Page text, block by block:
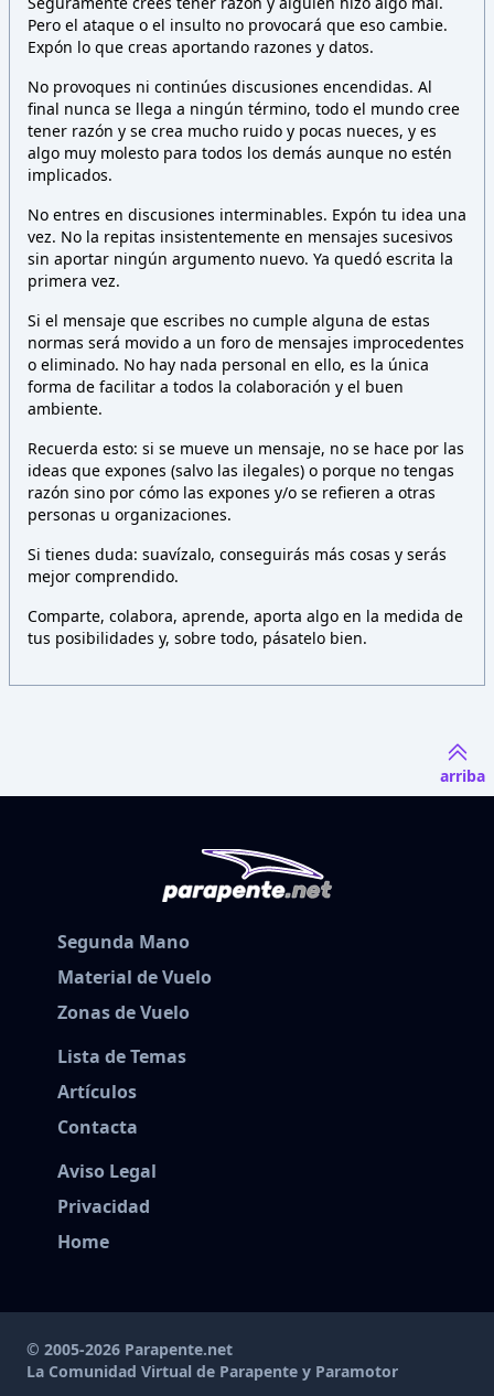
Pero el ataque o el insulto no provocará que eso cambie.
Expón lo que creas aportando razones y datos.
No provoques ni continúes discusiones encendidas. Al
final nunca se llega a ningún término, todo el mundo cree
tener razón y se crea mucho ruido y pocas nueces, y es
algo muy molesto para todos los demás aunque no estén
implicados.
No entres en discusiones interminables. Expón tu idea una
vez. No la repitas insistentemente en mensajes sucesivos
sin aportar ningún argumento nuevo. Ya quedó escrita la
primera vez.
Si el mensaje que escribes no cumple alguna de estas
normas será movido a un foro de mensajes improcedentes
o eliminado. No hay nada personal en ello, es la única
forma de facilitar a todos la colaboración y el buen
ambiente.
Recuerda esto: si se mueve un mensaje, no se hace por las
ideas que expones (salvo las ilegales) o porque no tengas
razón sino por cómo las expones y/o se refieren a otras
personas u organizaciones.
Si tienes duda: suavízalo, conseguirás más cosas y serás
mejor comprendido.
Comparte, colabora, aprende, aporta algo en la medida de
tus posibilidades y, sobre todo, pásatelo bien.
arriba
Segunda Mano
Material de Vuelo
Zonas de Vuelo
Lista de Temas
Artículos
Contacta
Aviso Legal
Privacidad
Home
© 2005-2026 Parapente.net
La Comunidad Virtual de Parapente y Paramotor